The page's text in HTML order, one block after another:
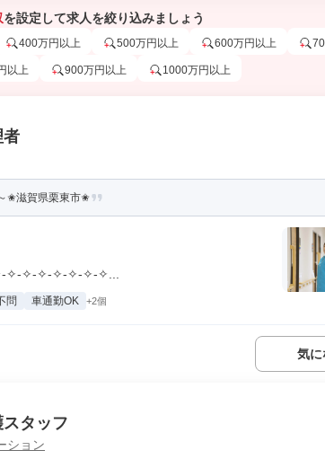
を設定して求人を絞り込みましょう
400万円以上 500万円以上 600万円以上
以上 900万円以上 1000万円以上
者
✬滋賀県栗東市✬
✧-✧-✧-✧-✧-✧-✧...
問 車通勤OK +2個
気に
タッフ
ション